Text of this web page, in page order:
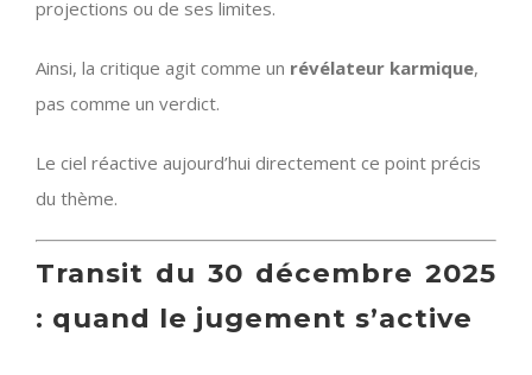
projections ou de ses limites.
Ainsi, la critique agit comme un révélateur karmique,
pas comme un verdict.
Le ciel réactive aujourd’hui directement ce point précis
du thème.
Transit du 30 décembre 2025
: quand le jugement s’active